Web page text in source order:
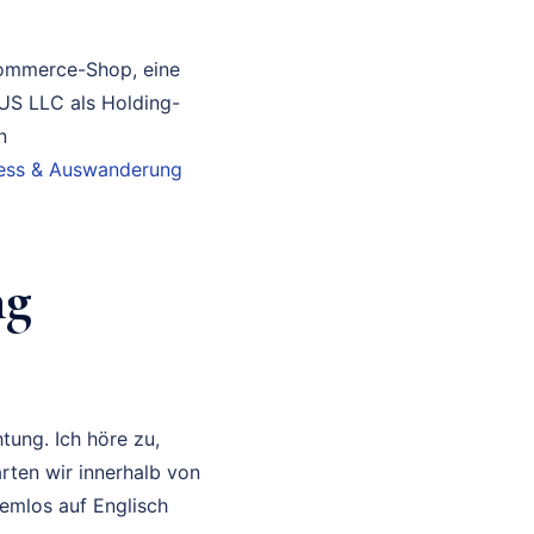
Shop, eine
LLC als Holding-
& Auswanderung
Ich höre zu,
wir innerhalb von
auf Englisch